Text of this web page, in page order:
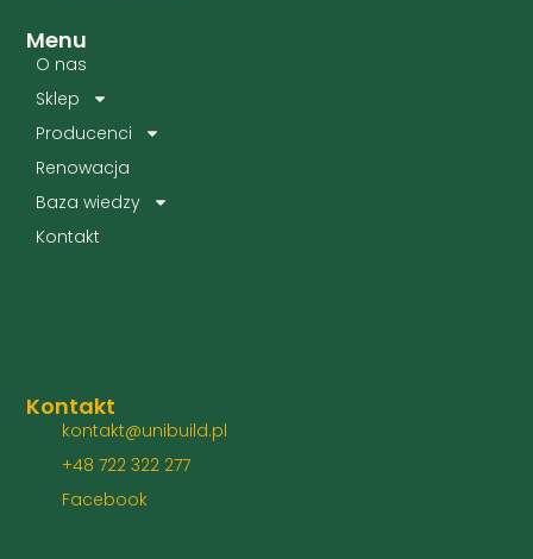
Menu
O nas
Sklep
Producenci
Renowacja
Baza wiedzy
Kontakt
Kontakt
kontakt@unibuild.pl
+48 722 322 277
Facebook